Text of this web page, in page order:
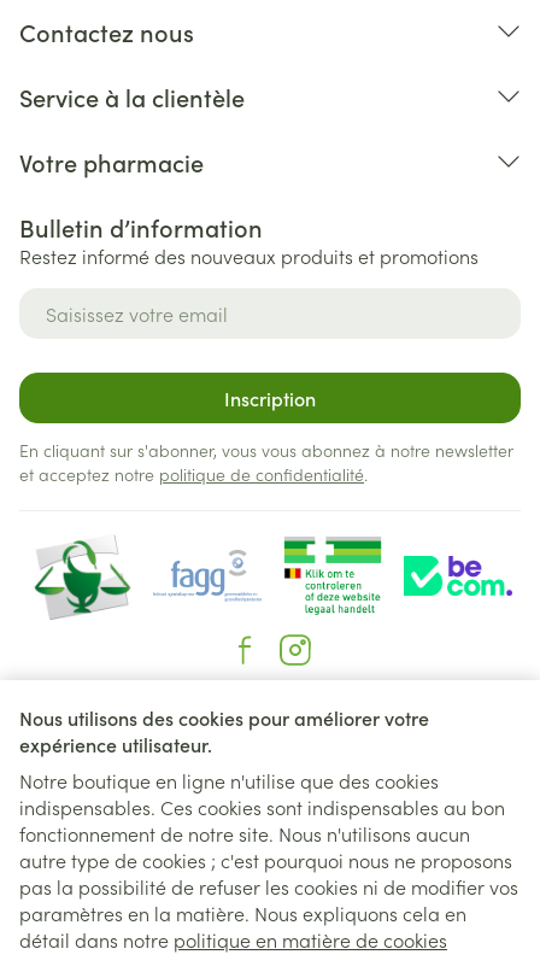
Nous utilisons des cookies pour améliorer votre
expérience utilisateur.
Notre boutique en ligne n'utilise que des cookies
indispensables. Ces cookies sont indispensables au bon
fonctionnement de notre site. Nous n'utilisons aucun
autre type de cookies ; c'est pourquoi nous ne proposons
pas la possibilité de refuser les cookies ni de modifier vos
paramètres en la matière. Nous expliquons cela en
détail dans notre politique en matière de cookies
Contactez nous
Service à la clientèle
Votre pharmacie
Bulletin d’information
Restez informé des nouveaux produits et promotions
Inscription
En cliquant sur s'abonner, vous vous abonnez à notre newsletter
et acceptez notre politique de confidentialité.
Liens légaux